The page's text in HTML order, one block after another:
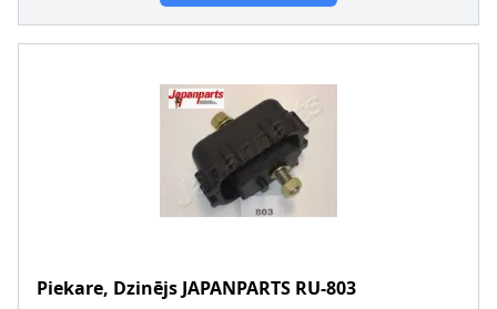
Piekare, Dzinējs JAPANPARTS RU-803